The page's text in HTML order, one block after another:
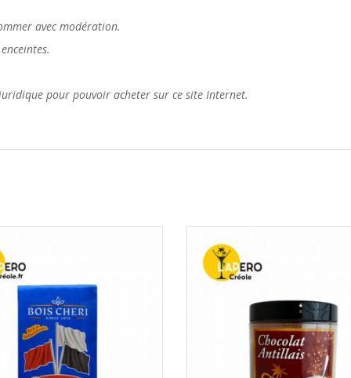
avec modération.
pour pouvoir acheter sur ce site Internet.